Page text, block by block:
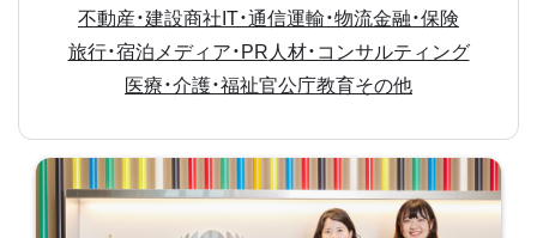
不動産・建設商社IT・通信運輸・物流金融・保険
旅行・宿泊 メディア・PR人材・コンサルティング
医療・介護・福祉官公庁教育その他